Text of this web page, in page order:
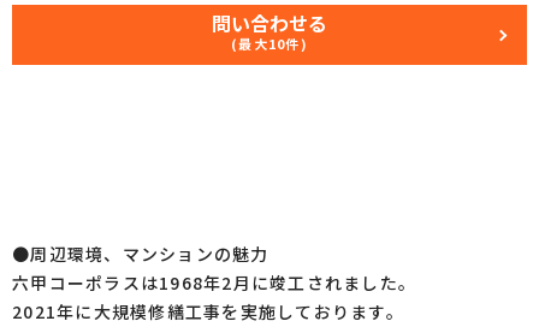
問い合わせる
(最大10件)
●周辺環境、マンションの魅力
六甲コーポラスは1968年2月に竣工されました。
2021年に大規模修繕工事を実施しております。